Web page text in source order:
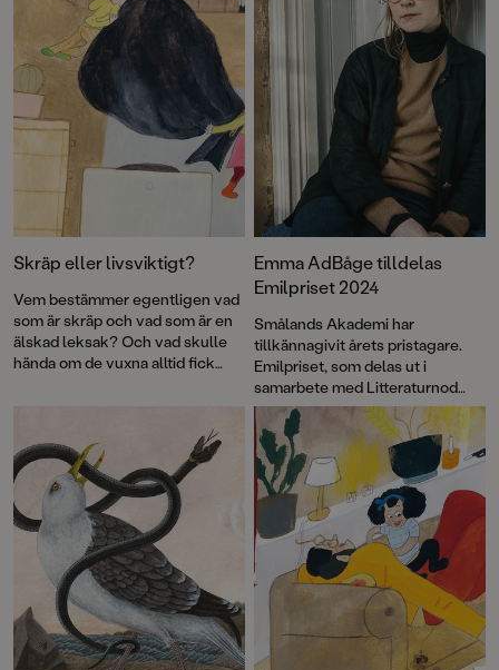
Skräp eller livsviktigt?
Vem bestämmer egentligen vad
som är skräp och vad som är en
älskad leksak? Och vad skulle
hända om de vuxna alltid fick
Påsen
där hon på sitt karaktäristiskt
underfundiga och pricksäkra vis
synar vuxenvärlden.
Emma AdBåge tilldelas
Emilpriset 2024
Smålands Akademi har
tillkännagivit årets pristagare.
Emilpriset, som delas ut i
samarbete med Litteraturnod
Vimmerby, går i år till Emma
AdBåge.